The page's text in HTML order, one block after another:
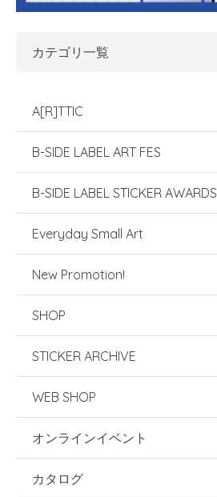
カテゴリ一覧
A[R]TTIC
B-SIDE LABEL ART FES
B-SIDE LABEL STICKER AWARDS
Everyday Small Art
New Promotion!
SHOP
STICKER ARCHIVE
WEB SHOP
オンラインイベント
カタログ